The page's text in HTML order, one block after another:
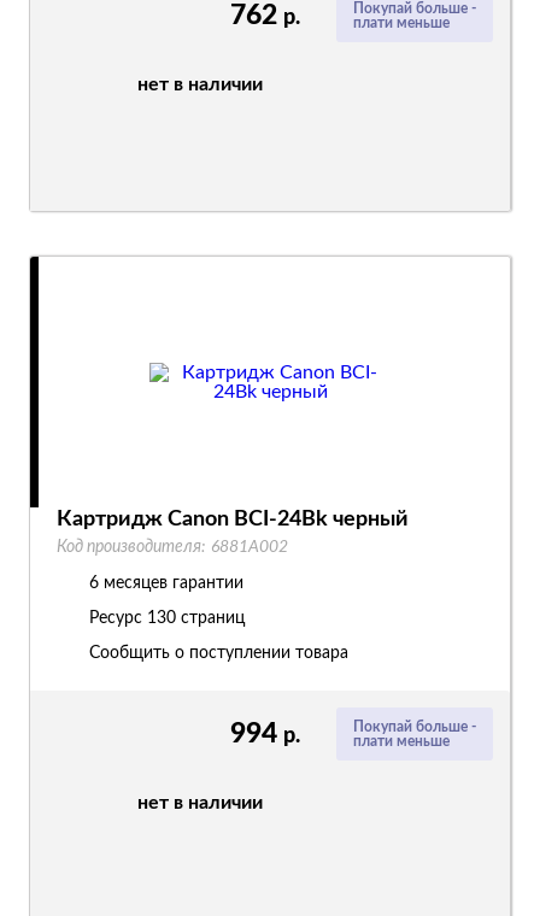
Покупай больше -
плати меньше
762 р.
нет в наличии
Покупай больше -
плати меньше
994 р.
нет в наличии
Картридж Canon BCI-24Bk черный
Код производителя: 6881A002
6 месяцев гарантии
Ресурс 130 страниц
Сообщить о поступлении товара